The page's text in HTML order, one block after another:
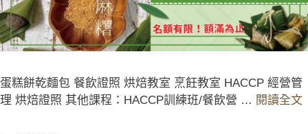
蛋糕餅乾麵包 餐飲證照 烘焙教室 烹飪教室 HACCP 經營管
理 烘焙證照 其他課程：HACCP訓練班/餐飲營 … 閱讀全文